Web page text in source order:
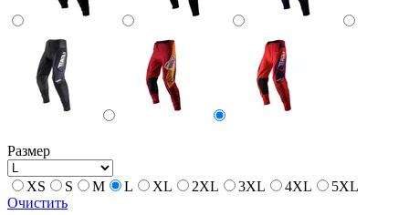
Размер
XS S M L XL 2XL 3XL 4XL
5XL
Очистить